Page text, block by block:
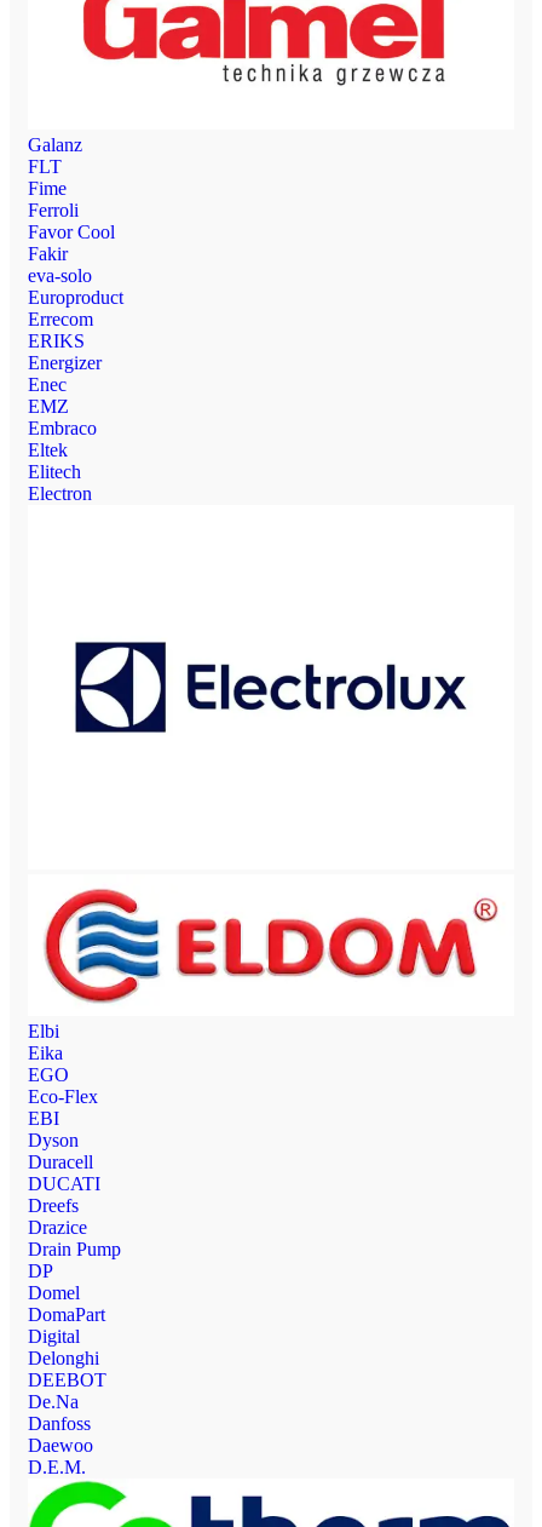
Galanz
FLT
Fime
Ferroli
Favor Cool
Fakir
eva-solo
Europroduct
Errecom
ERIKS
Energizer
Enec
EMZ
Embraco
Eltek
Elitech
Electron
Elbi
Eika
EGO
Eco-Flex
EBI
Dyson
Duracell
DUCATI
Dreefs
Drazice
Drain Pump
DP
Domel
DomaPart
Digital
Delonghi
DEEBOT
De.Na
Danfoss
Daewoo
D.E.M.